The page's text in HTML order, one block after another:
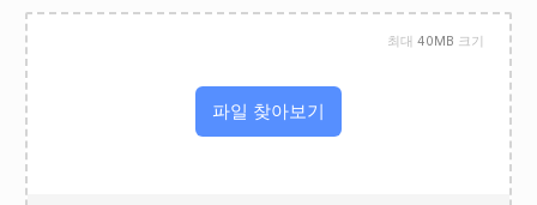
파일 찾아보기
최대 40MB 크기